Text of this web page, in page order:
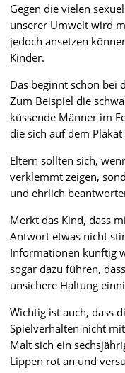
Gegen die vielen
unserer Umwelt wird
jedoch ansetzen
Kinder.
Das beginnt schon bei
Zum Beispiel die
küssende Männer im
die sich auf dem
Eltern sollten sich,
verklemmt zeigen,
und ehrlich
Merkt das Kind, dass
Antwort etwas nicht
Informationen künftig
sogar dazu führen,
unsichere Haltung
Wichtig ist auch, dass
Spielverhalten nicht
Malt sich ein
Lippen rot an und